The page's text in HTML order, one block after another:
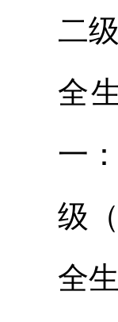
二
全
一
级
全